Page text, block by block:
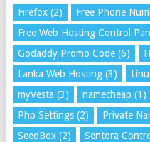
Firefox(2) Free Phone
Free Web Hosting Control
Godaddy Promo Code(6)
Lanka Web Hosting(3)
myVesta (3) namecheap (1)
Php Settings(2) Private
SeedBox(2) Sentora